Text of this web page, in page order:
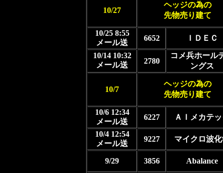
10/27
ヘッジの為の
先物売り建て
10/25 8:55
メール送
6652 ＩＤＥＣ
10/14 10:32
メール送
2780
コメ兵ホール
ングス
10/7
ヘッジの為の
先物売り建て
10/6 12:34
メール送
6227
ＡＩメカテ
10/4 12:54
メール送
9227 マイクロ波
9/29 3856
Abalance